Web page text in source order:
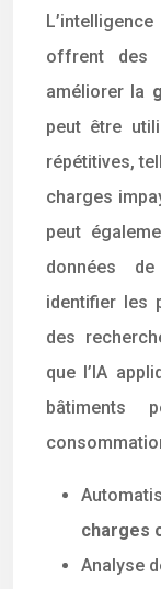
offrent des
améliorer la
peut être
répétitives,
charges
peut
données
identifier les
des
que l’IA
bâtiments
charges
Analyse